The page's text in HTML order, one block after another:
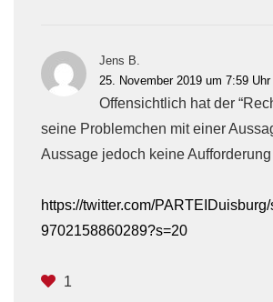
Jens B.
25. November 2019 um 7:59 Uhr
Offensichtlich hat der
seine Problemchen mit einer
Aussage jedoch keine
https://twitter.com/
9702158860289?s=20
1